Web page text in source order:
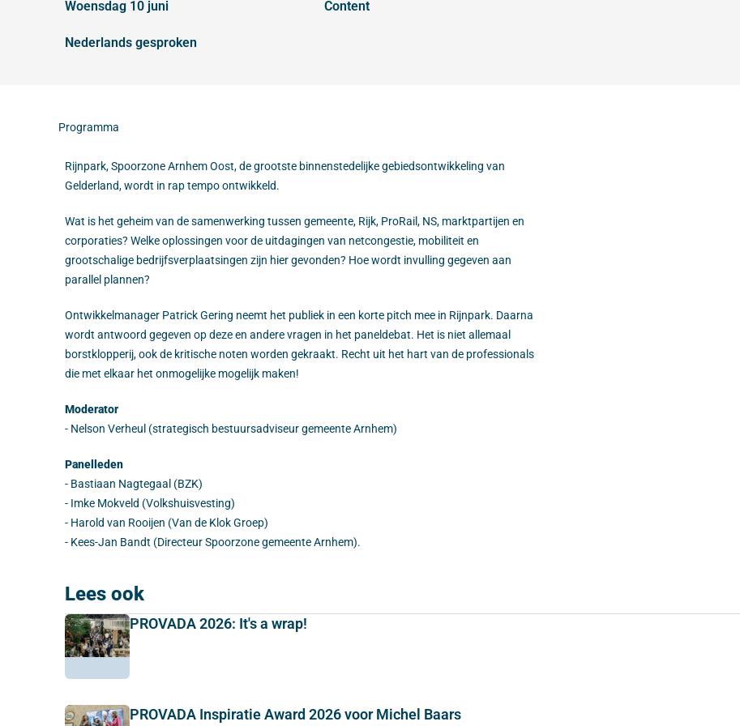
woensdag 10 juni content
Nederlands gesproken
Programma
Rijnpark, Spoorzone Arnhem Oost, de grootste binnenstedelijke gebiedsontwikkeling van
Gelderland, wordt in rap tempo ontwikkeld.
Wat is het geheim van de samenwerking tussen gemeente, Rijk, ProRail, NS, marktpartijen en
corporaties? Welke oplossingen voor de uitdagingen van netcongestie, mobiliteit en
grootschalige bedrijfsverplaatsingen zijn hier gevonden? Hoe wordt invulling gegeven aan
parallel plannen?
Ontwikkelmanager Patrick Gering neemt het publiek in een korte pitch mee in Rijnpark. Daarna
wordt antwoord gegeven op deze en andere vragen in het paneldebat. Het is niet allemaal
borstklopperij, ook de kritische noten worden gekraakt. Recht uit het hart van de professionals
die met elkaar het onmogelijke mogelijk maken!
Moderator
- Nelson Verheul (strategisch bestuursadviseur gemeente Arnhem)
Panelleden
- Bastiaan Nagtegaal (BZK)
- Imke Mokveld (Volkshuisvesting)
- Harold van Rooijen (Van de Klok Groep)
- Kees-Jan Bandt (Directeur Spoorzone gemeente Arnhem).
Lees ook
PROVADA 2026: It's a wrap!
PROVADA Inspiratie Award 2026 voor Michel Baars